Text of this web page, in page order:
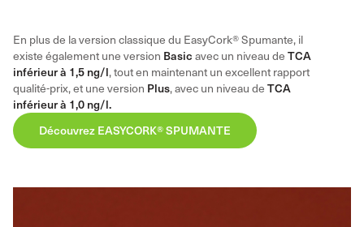
En plus de la version classique du EasyCork® Spumante, il
existe également une version Basic avec un niveau de TCA
inférieur à 1,5 ng/l, tout en maintenant un excellent rapport
qualité-prix, et une version Plus, avec un niveau de TCA
inférieur à 1,0 ng/l.
Découvrez EASYCORK® SPUMANTE